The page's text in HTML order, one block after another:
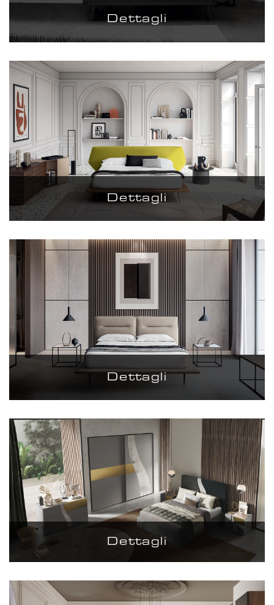
Dettagli
Dettagli
Dettagli
Dettagli